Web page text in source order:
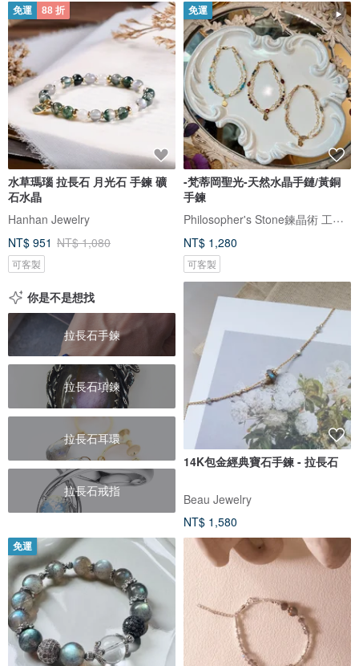
免運 88 折
水草瑪瑙 拉長石 月光石 手鍊 礦
石水晶
Hanhan Jewelry
NT$ 951 NT$ 1,080
可客製
免運
-梵蒂岡聖光-天然水晶手鏈/黃銅
手鍊
Philosopher's Stone鍊晶術 工作室
NT$ 1,280
可客製
你是不是想找
拉長石手鍊
拉長石項鍊
拉長石耳環
拉長石戒指
14K包金經典寶石手鍊 - 拉長石
Beau Jewelry
NT$ 1,580
免運